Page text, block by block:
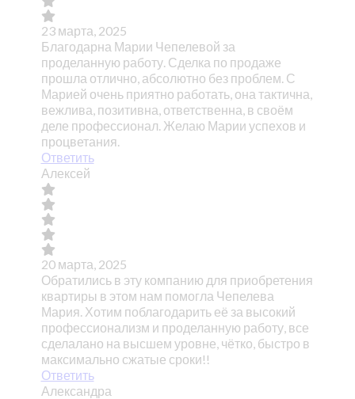
23 марта, 2025
Благодарна Марии Чепелевой за
проделанную работу. Сделка по продаже
прошла отлично, абсолютно без проблем. С
Марией очень приятно работать, она тактична,
вежлива, позитивна, ответственна, в своём
деле профессионал. Желаю Марии успехов и
процветания.
Ответить
Алексей
20 марта, 2025
Обратились в эту компанию для приобретения
квартиры в этом нам помогла Чепелева
Мария. Хотим поблагодарить её за высокий
профессионализм и проделанную работу, все
сделалано на высшем уровне, чётко, быстро в
максимально сжатые сроки!!
Ответить
Александра